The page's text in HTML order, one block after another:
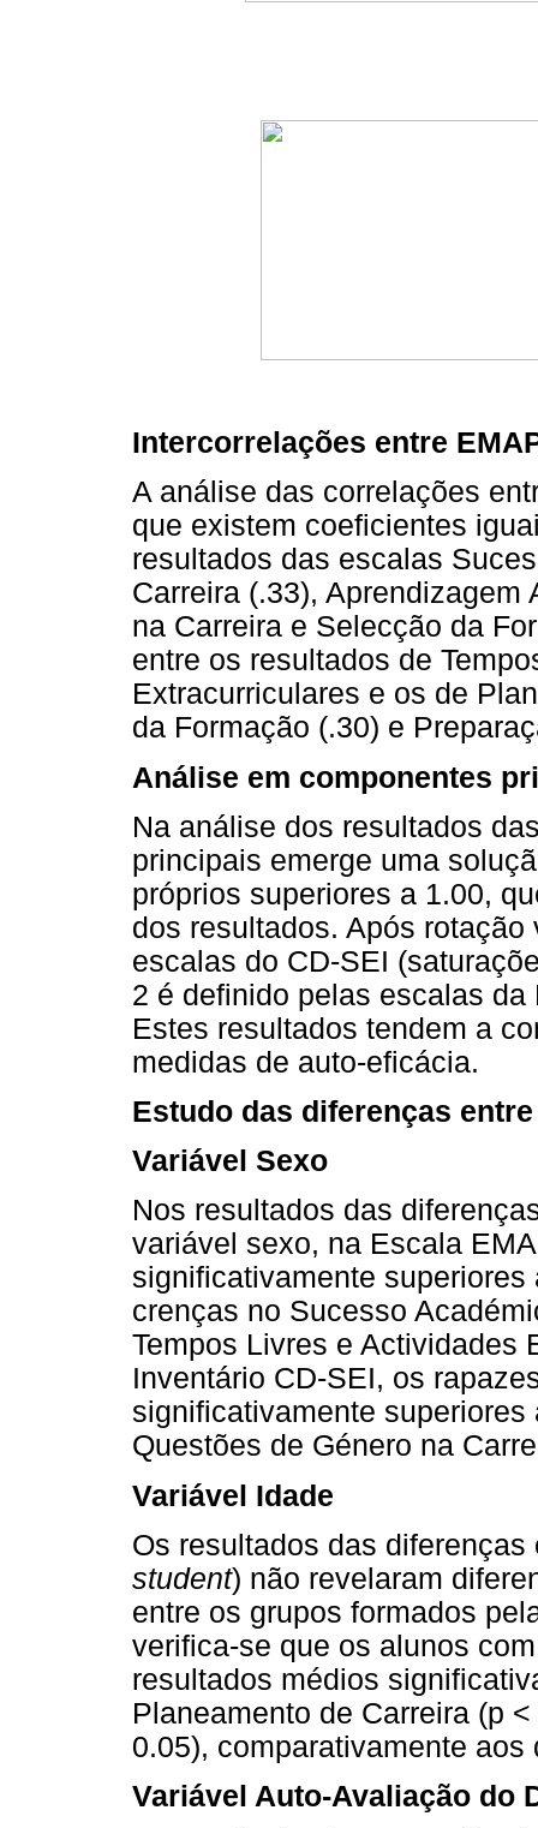
Intercorrelações entre
A análise das correlações
que existem coeficientes
resultados das escalas
Carreira (.33), Aprendizagem
na Carreira e Selecção da
entre os resultados de
Extracurriculares e os de
da Formação (.30) e
Análise em componentes
Na análise dos resultados
principais emerge uma
próprios superiores a 1.00,
dos resultados. Após
escalas do CD-SEI
2 é definido pelas escalas
Estes resultados tendem a
medidas de auto-eficácia.
Estudo das diferenças
Variável Sexo
Nos resultados das
variável sexo, na Escala
significativamente
crenças no Sucesso
Tempos Livres e Actividades
Inventário CD-SEI, os
significativamente
Questões de Género na
Variável Idade
Os resultados das
student) não revelaram
entre os grupos formados
verifica-se que os alunos
resultados médios
Planeamento de Carreira (p
0.05), comparativamente
Variável Auto-Avaliação do